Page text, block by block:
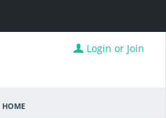
Login or Join
Home